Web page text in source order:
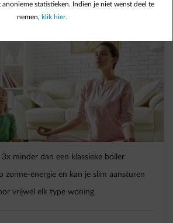
interessant is!
Warmtepompboiler
je water duurzaam
minder dan een klassieke boiler
zonne-energie en kan je slim aansturen
vrijwel elk type woning
anonieme statistieken. Indien je niet wenst deel te
nemen, klik hier.